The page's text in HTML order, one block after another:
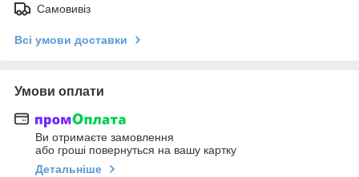
Самовивіз
Всі умови доставки
Умови оплати
Ви отримаєте замовлення
або гроші повернуться на вашу картку
Детальніше